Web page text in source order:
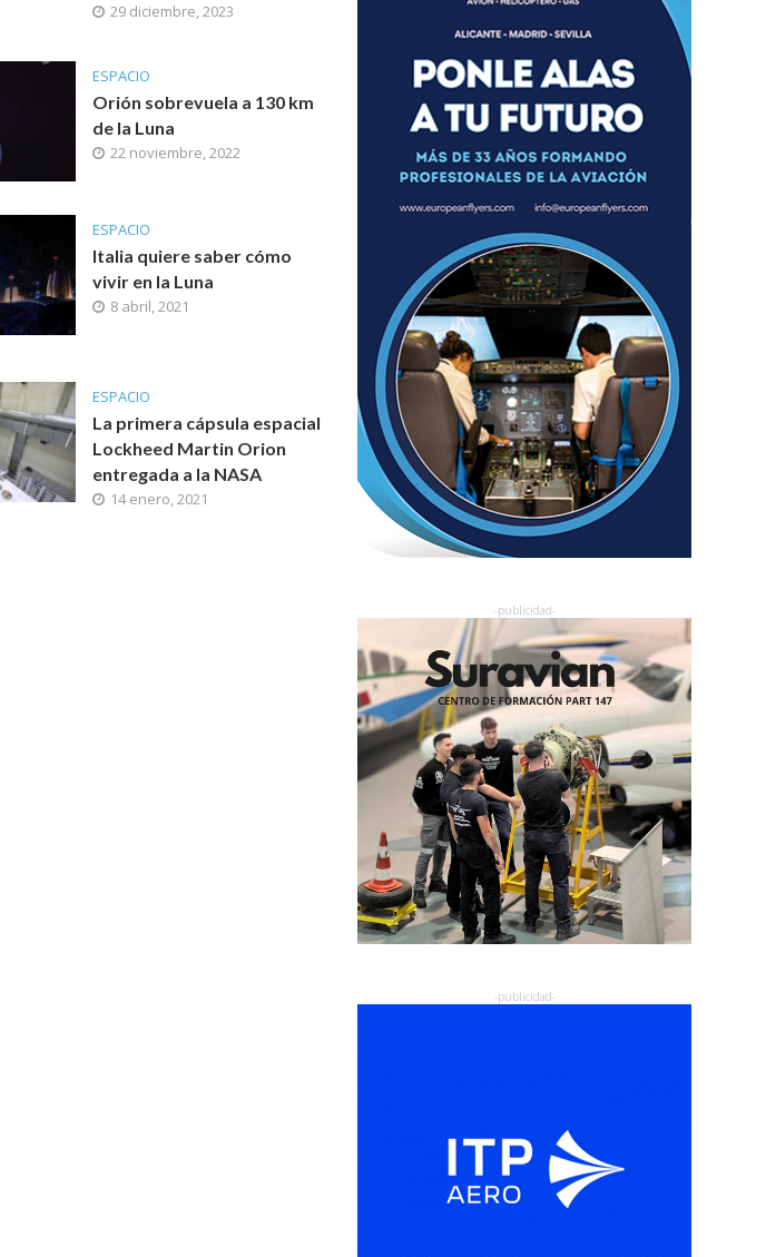
29 diciembre, 2023
ESPACIO
Orión sobrevuela a 130 km
de la Luna
22 noviembre, 2022
ESPACIO
Italia quiere saber cómo
vivir en la Luna
8 abril, 2021
ESPACIO
La primera cápsula espacial
Lockheed Martin Orion
entregada a la NASA
14 enero, 2021